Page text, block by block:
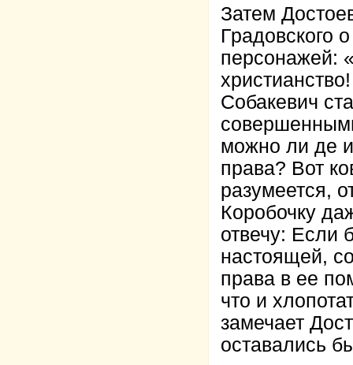
Затем
Градовского
персонажей:
Собакевич
можно ли де
права? Вот
разумеется,
Коробочку
отвечу: Если
настоящей,
права в ее
что и
замечает
оставались